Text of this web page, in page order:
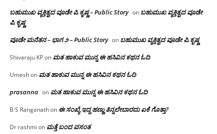
ಬಹುಮುಖ ವ್ಯಕ್ತಿತ್ವದ ವೂಡೇ ಪಿ.ಕೃಷ್ಣ – Public Story on ಬಹುಮುಖ ವ್ಯಕ್ತಿತ್ವದ ವೂಡೇ
ಪಿ.ಕೃಷ್ಣ
ವೂಡೇ ಮನೆತನ – ಭಾಗ ೨ – Public Story on ಬಹುಮುಖ ವ್ಯಕ್ತಿತ್ವದ ವೂಡೇ ಪಿ.ಕೃಷ್ಣ
Shivaraju KPon ಮತ ಹಾಕುವ ಮುನ್ನ ಈ ಹಸಿವಿನ ಕಥನ ಓದಿ
Umeshon ಮತ ಹಾಕುವ ಮುನ್ನ ಈ ಹಸಿವಿನ ಕಥನ ಓದಿ
prasanna on ಮತ ಹಾಕುವ ಮುನ್ನ ಈ ಹಸಿವಿನ ಕಥನ ಓದಿ
B S Ranganathon ಈ ಸಂಖ್ಯೆ ಇದ್ದ ಹಣ್ಣು ತಿನ್ನಲೇಬಾರದು ಏಕೆ ಗೊತ್ತಾ?
Dr rashmi on ಮತ್ತೆ ಬಂದ ವಸಂತ